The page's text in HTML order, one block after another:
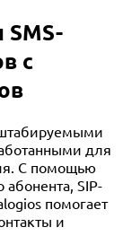
с
для
С помощью
SIP-
помогает
и